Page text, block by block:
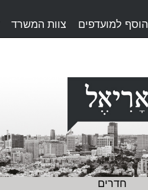
צוות המשרד הוסף למועדפים
חדרים